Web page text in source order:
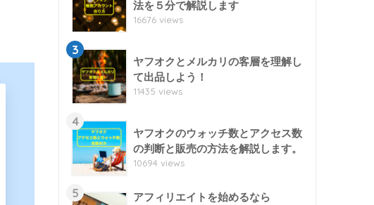
法を５分で解説します
16676 views
3
ヤフオクとメルカリの客層を理解し
て出品しよう！
11435 views
4
ヤフオクのウォッチ数とアクセス数
の判断と販売の方法を解説します。
10694 views
5
アフィリエイトを始めるなら